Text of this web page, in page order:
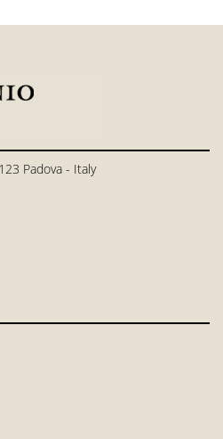
Padova - Italy